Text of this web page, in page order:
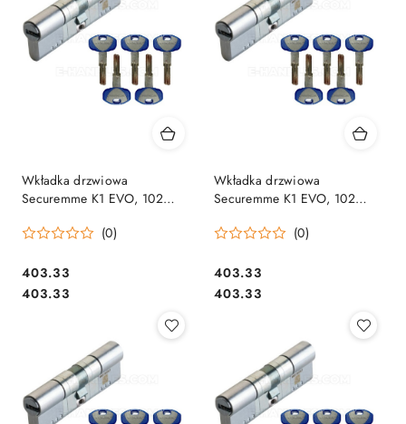
Wkładka drzwiowa
Securemme K1 EVO, 102
chrom
(0)
Cena:
403.33
Cena:
403.33
Wkładka drzwiowa
Securemme K1 EVO, 102
chrom
(0)
Cena:
403.33
Cena:
403.33